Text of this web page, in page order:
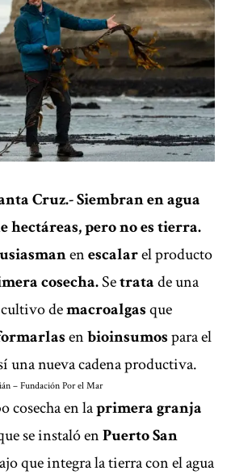
Cruz.-Siembran en agua
hectáreas, pero no es tierra.
enescalarel producto
cosecha.Setratade una
demacroalgasque
enbioinsumospara el
una nueva cadena productiva.
– Fundación Por el Mar
cosecha en laprimera granja
se instaló enPuerto San
que integra la tierra con el agua